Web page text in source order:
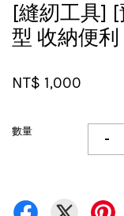
[縫紉工具]
型 收納便
NT$ 1,000
數量 -